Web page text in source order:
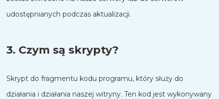
udostępnianych podczas aktualizacji.
3. Czym są skrypty?
Skrypt do fragmentu kodu programu, który służy do
działania i działania naszej witryny. Ten kod jest wykonywany